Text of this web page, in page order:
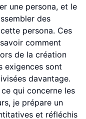
une persona, et le
des
persona. Ces
comment
de la création
exigences sont
davantage.
qui concerne les
je prépare un
et réfléchis